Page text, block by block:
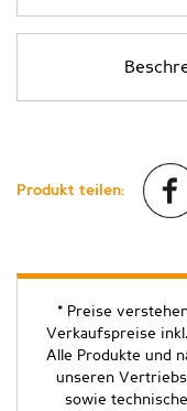
Produkt teilen:
* Preise
Verkaufspreise
Alle Produkte und
unseren
sowie